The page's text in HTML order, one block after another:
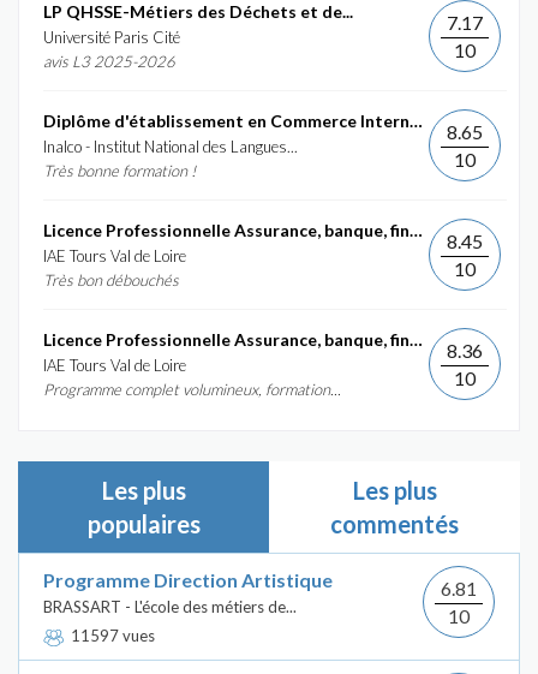
LP QHSSE-Métiers des Déchets et de...
Université Paris Cité
avis L3 2025-2026
7.17
10
Diplôme d'établissement en Commerce International et...
Inalco - Institut National des Langues...
Très bonne formation !
8.65
10
Licence Professionnelle Assurance, banque, finance :...
IAE Tours Val de Loire
Très bon débouchés
8.45
10
Licence Professionnelle Assurance, banque, finance :...
IAE Tours Val de Loire
Programme complet volumineux, formation...
8.36
10
Les plus
populaires
Les plus
commentés
Programme Direction Artistique
BRASSART - L'école des métiers de...
11597 vues
6.81
10